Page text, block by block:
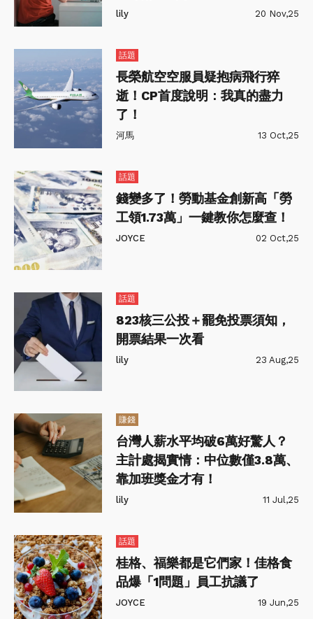
lily 20 Nov,25
話題
長榮航空空服員疑抱病飛行猝
逝！CP首度說明：我真的盡力
了！
河馬 13 Oct,25
話題
錢變多了！勞動基金創新高「勞
工領1.73萬」一鍵教你怎麼查！
JOYCE 02 Oct,25
話題
823核三公投＋罷免投票須知，
開票結果一次看
lily 23 Aug,25
賺錢
台灣人薪水平均破6萬好驚人？
主計處揭實情：中位數僅3.8萬、
靠加班獎金才有！
lily 11 Jul,25
話題
桂格、福樂都是它們家！佳格食
品爆「1問題」員工抗議了
JOYCE 19 Jun,25